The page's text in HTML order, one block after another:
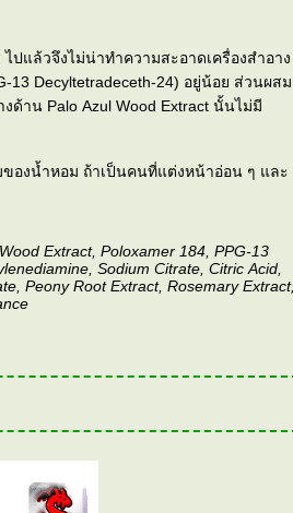
ปแล้วจึงไม่น่าทำความสะอาดเครื่องสำอาง
13 Decyltetradeceth-24) อยู่น้อย ส่วนผสม
ด้าน Palo Azul Wood Extract นั้นไม่มี
องน้ำหอม ถ้าเป็นคนที่แต่งหน้าอ่อน ๆ และ
Extract, Poloxamer 184, PPG-13
Sodium Citrate, Citric Acid,
Peony Root Extract, Rosemary Extract,